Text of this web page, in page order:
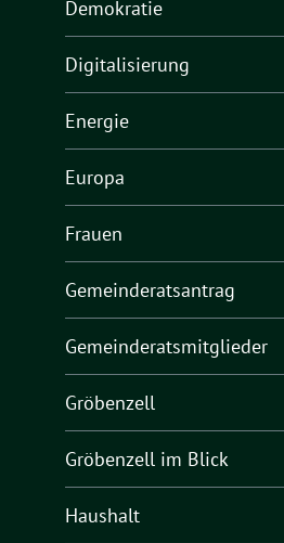
Demokratie
Digitalisierung
Energie
Europa
Frauen
Gemeinderatsantrag
Gemeinderatsmitglieder
Gröbenzell
Gröbenzell im Blick
Haushalt